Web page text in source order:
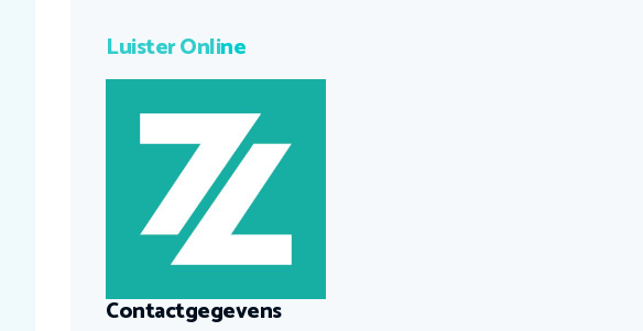
Luister Online
Contactgegevens